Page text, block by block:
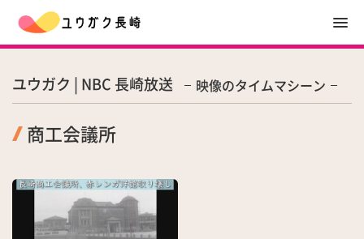
ユウガク | NBC 長崎放送 映像のタイムマシーン
商工会議所